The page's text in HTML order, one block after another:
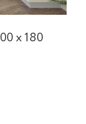
х 180